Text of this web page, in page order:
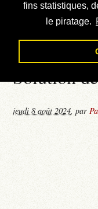
fins statistiques,
le piratage.
Téléchargement
Contact
Solution
jeudi 8 août 2024,par